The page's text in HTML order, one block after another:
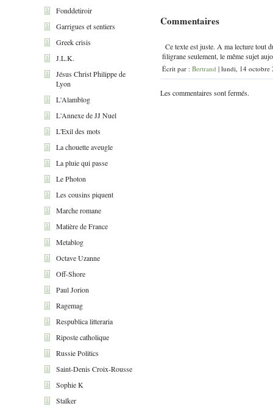
Fonddetiroir
Garrigues et sentiers
Greek crisis
J.L.K.
Jésus Christ Philippe de
Lyon
L'Alamblog
L'Annexe de JJ Nuel
L'Exil des mots
La chouette aveugle
La pluie qui passe
Le Photon
Les cousins piquent
Marche romane
Matière de France
Metablog
Octave Uzanne
Off-Shore
Paul Jorion
Ragemag
Respublica litteraria
Riposte catholique
Russie Politics
Saint-Denis Croix-Rousse
Sophie K
Stalker
Commentaires
Ce texte est juste. A ma lecture tout
filigrane seulement, le même sujet
Écrit par : Bertrand | lundi, 14 octobre
Les commentaires sont fermés.